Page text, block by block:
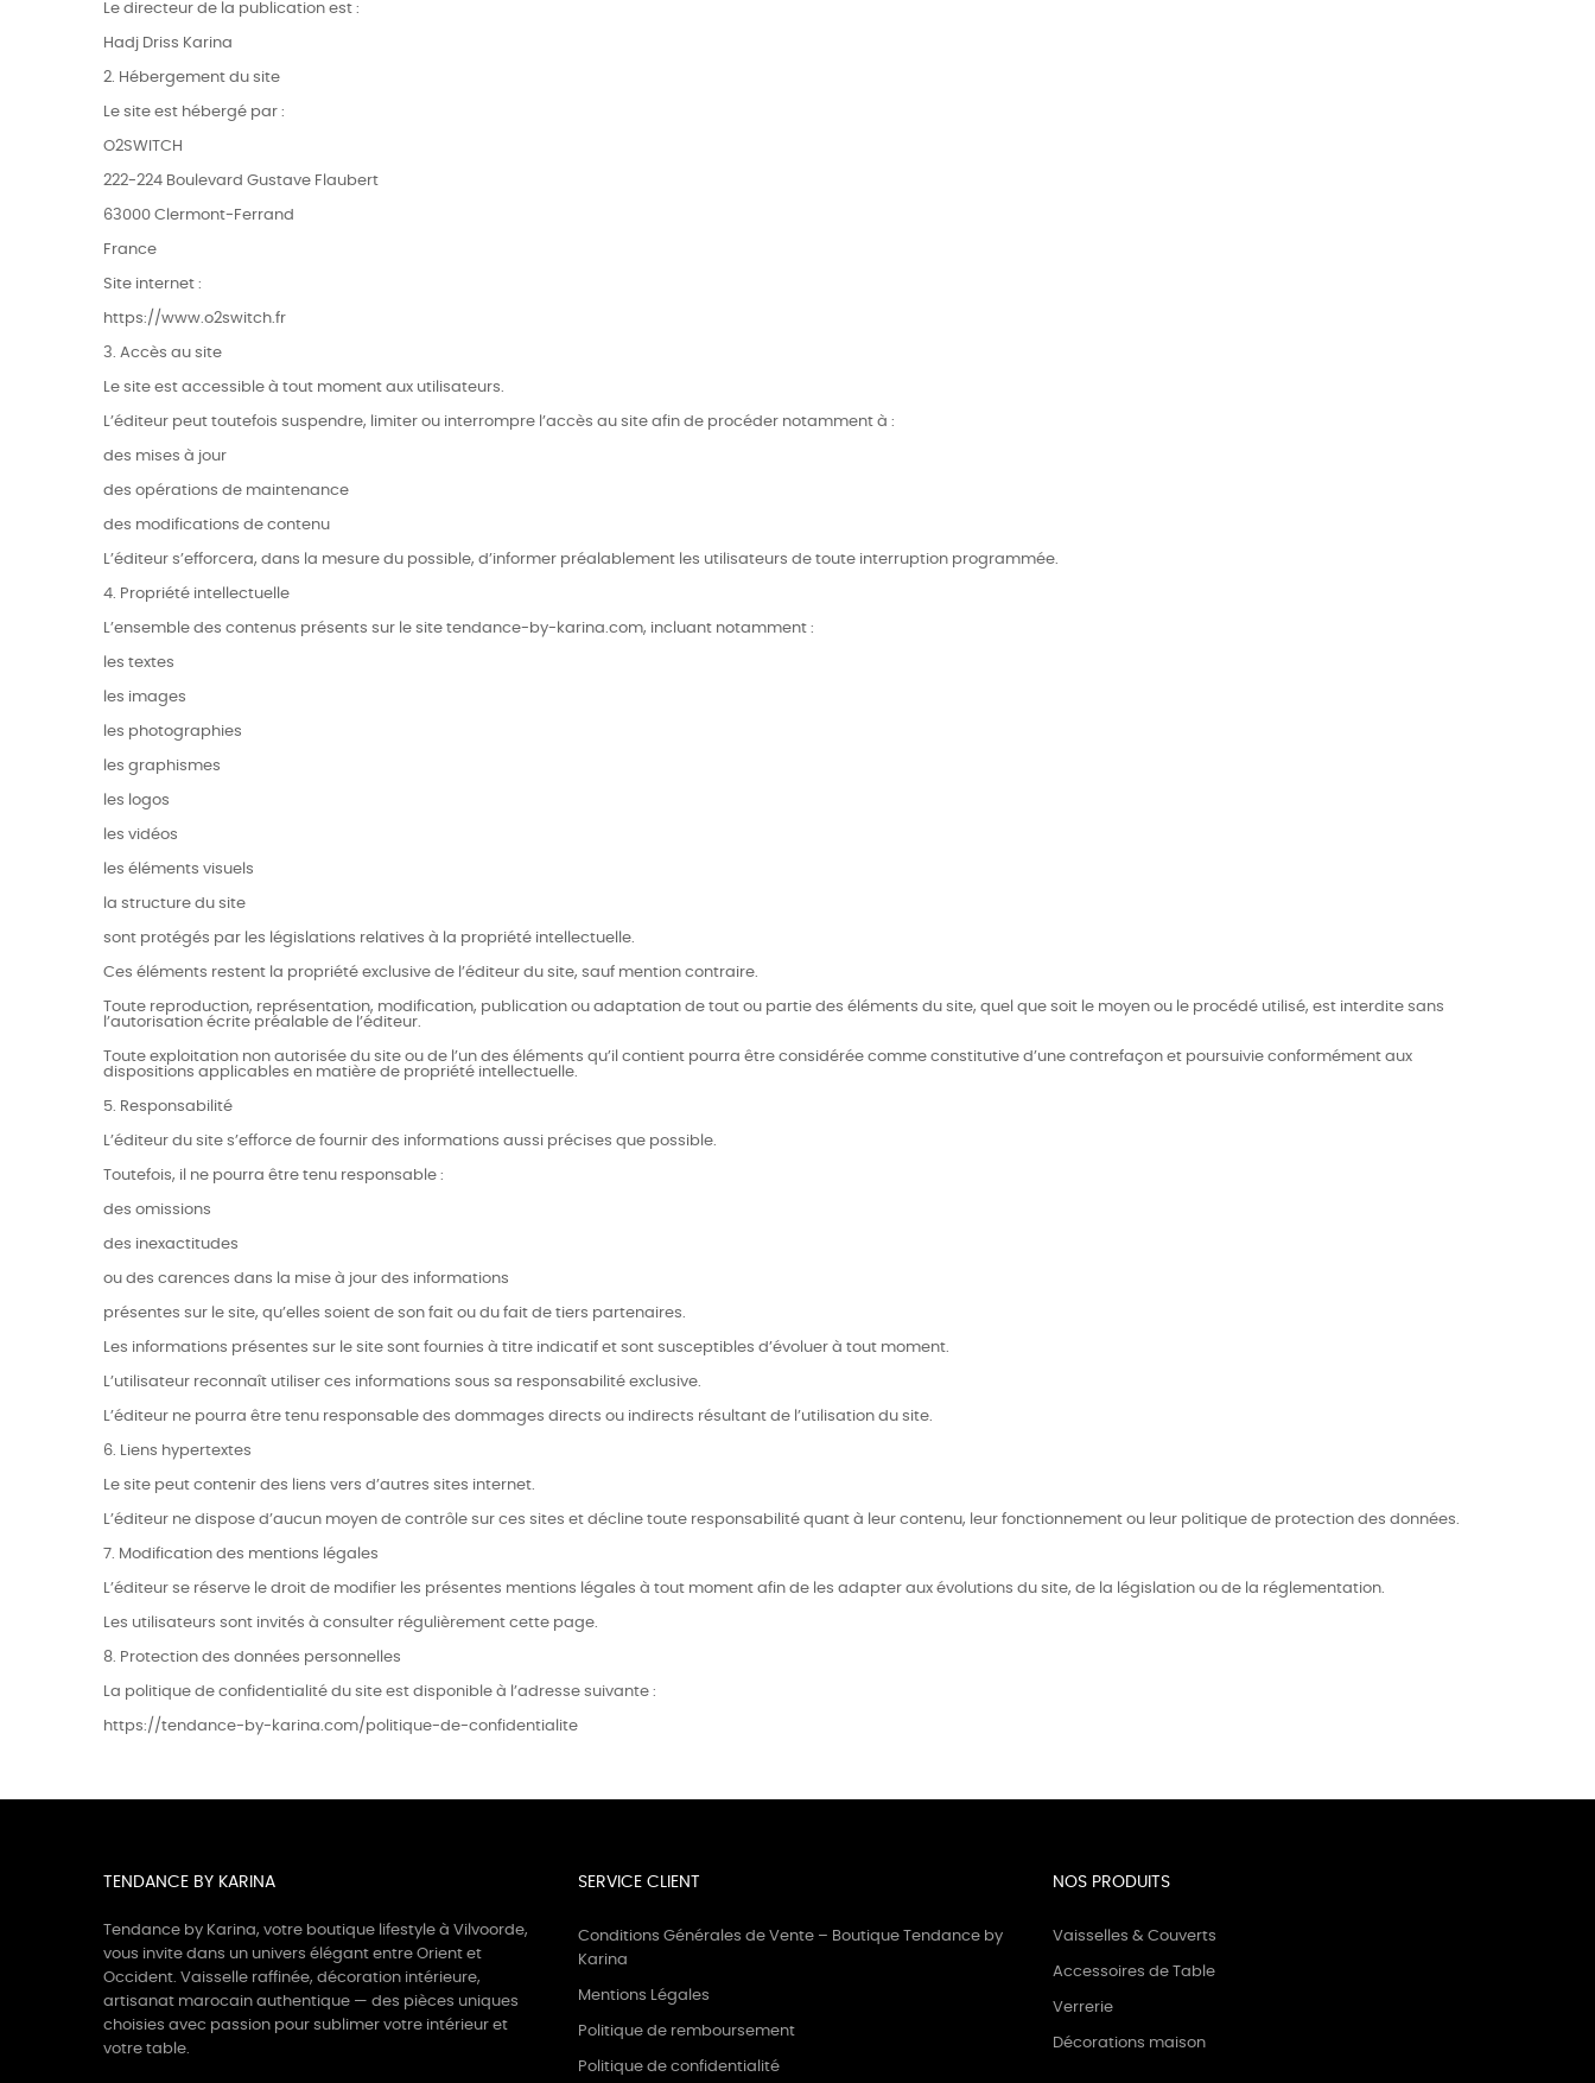
Le directeur de la publication est :
Hadj Driss Karina
2. Hébergement du site
Le site est hébergé par :
O2SWITCH
222-224 Boulevard Gustave Flaubert
63000 Clermont-Ferrand
France
Site internet :
https://www.o2switch.fr
3. Accès au site
Le site est accessible à tout moment aux utilisateurs.
L’éditeur peut toutefois suspendre, limiter ou interrompre l’accès au site afin de procéder notamment à :
des mises à jour
des opérations de maintenance
des modifications de contenu
L’éditeur s’efforcera, dans la mesure du possible, d’informer préalablement les utilisateurs de toute interruption programmée.
4. Propriété intellectuelle
L’ensemble des contenus présents sur le site tendance-by-karina.com, incluant notamment :
les textes
les images
les photographies
les graphismes
les logos
les vidéos
les éléments visuels
la structure du site
sont protégés par les législations relatives à la propriété intellectuelle.
Ces éléments restent la propriété exclusive de l’éditeur du site, sauf mention contraire.
Toute reproduction, représentation, modification, publication ou adaptation de tout ou partie des éléments du site, quel que soit le moyen ou le procédé utilisé, est interdite sans
l’autorisation écrite préalable de l’éditeur.
Toute exploitation non autorisée du site ou de l’un des éléments qu’il contient pourra être considérée comme constitutive d’une contrefaçon et poursuivie conformément aux
dispositions applicables en matière de propriété intellectuelle.
5. Responsabilité
L’éditeur du site s’efforce de fournir des informations aussi précises que possible.
Toutefois, il ne pourra être tenu responsable :
des omissions
des inexactitudes
ou des carences dans la mise à jour des informations
présentes sur le site, qu’elles soient de son fait ou du fait de tiers partenaires.
Les informations présentes sur le site sont fournies à titre indicatif et sont susceptibles d’évoluer à tout moment.
L’utilisateur reconnaît utiliser ces informations sous sa responsabilité exclusive.
L’éditeur ne pourra être tenu responsable des dommages directs ou indirects résultant de l’utilisation du site.
6. Liens hypertextes
Le site peut contenir des liens vers d’autres sites internet.
L’éditeur ne dispose d’aucun moyen de contrôle sur ces sites et décline toute responsabilité quant à leur contenu, leur fonctionnement ou leur politique de protection des données.
7. Modification des mentions légales
L’éditeur se réserve le droit de modifier les présentes mentions légales à tout moment afin de les adapter aux évolutions du site, de la législation ou de la réglementation.
Les utilisateurs sont invités à consulter régulièrement cette page.
8. Protection des données personnelles
La politique de confidentialité du site est disponible à l’adresse suivante :
https://tendance-by-karina.com/politique-de-confidentialite
TENDANCE BY KARINA
Tendance by Karina, votre boutique lifestyle à Vilvoorde,
vous invite dans un univers élégant entre Orient et
Occident. Vaisselle raffinée, décoration intérieure,
artisanat marocain authentique — des pièces uniques
choisies avec passion pour sublimer votre intérieur et
votre table.
SERVICE CLIENT
Conditions Générales de Vente – Boutique Tendance by
Karina
Mentions Légales
Politique de remboursement
Politique de confidentialité
NOS PRODUITS
Vaisselles & Couverts
Accessoires de Table
Verrerie
Décorations maison